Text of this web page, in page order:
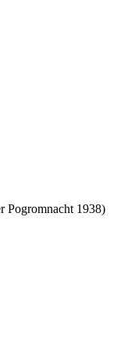
Pogromnacht 1938)